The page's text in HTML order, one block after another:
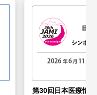
第30回日本医療情